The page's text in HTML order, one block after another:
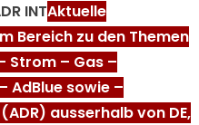
INTAktuelle
Bereich zu den Themen
Strom – Gas –
AdBlue sowie –
ausserhalb von DE,